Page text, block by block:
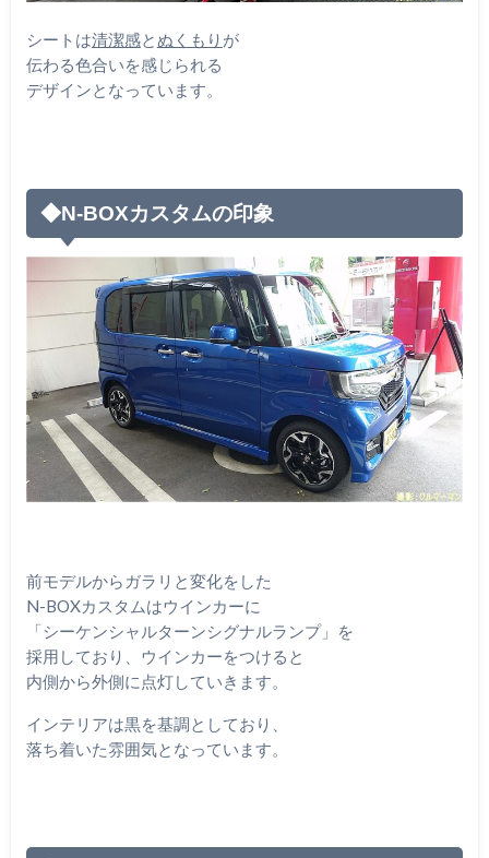
シートは清潔感とぬくもり が
伝わる色合いを感じられる
デザインとなっています。
◆N-BOXカスタムの印象
前モデルからガラリと変化をした
N-BOXカスタムはウインカーに
「シーケンシャルターンシグナルランプ」を
採用しており、ウインカーをつけると
内側から外側に点灯していきます。
インテリアは黒を基調としており、
落ち着いた雰囲気となっています。